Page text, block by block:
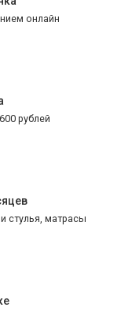
онлайн
рублей
стулья, матрасы